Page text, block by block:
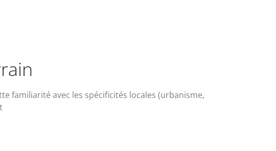
familiarité avec les spécificités locales (urbanisme,